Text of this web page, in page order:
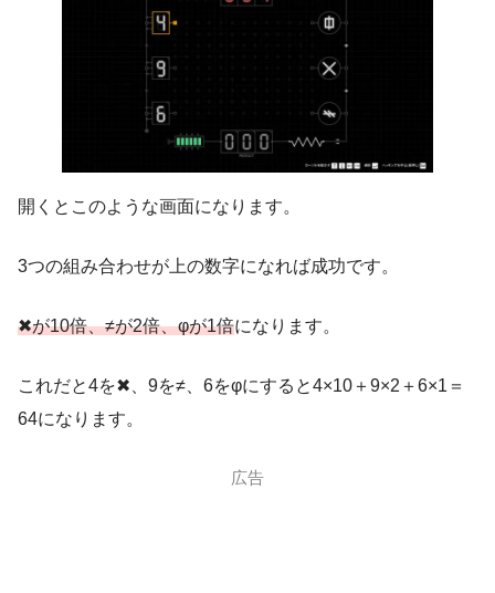
開くとこのような画面になります。
3つの組み合わせが上の数字になれば成功です。
✖が10倍、≠が2倍、φが1倍になります。
これだと4を✖、9を≠、6をφにすると4×10＋9×2＋6×1＝
64になります。
広告